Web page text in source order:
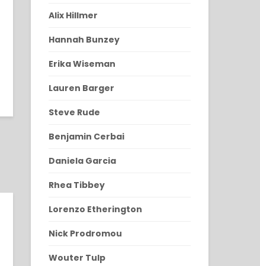
Alix Hillmer
Hannah Bunzey
Erika Wiseman
Lauren Barger
Steve Rude
Benjamin Cerbai
Daniela Garcia
Rhea Tibbey
Lorenzo Etherington
Nick Prodromou
Wouter Tulp